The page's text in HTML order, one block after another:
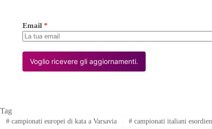
Email *
Voglio ricevere gli aggiornamenti.
Tag
#campionati europei di kata a Varsavia #campionati italiani